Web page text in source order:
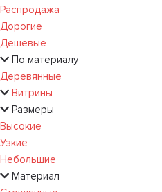
Распродажа
Дорогие
Дешевые
По материалу
Деревянные
Витрины
Размеры
Высокие
Узкие
Небольшие
Материал